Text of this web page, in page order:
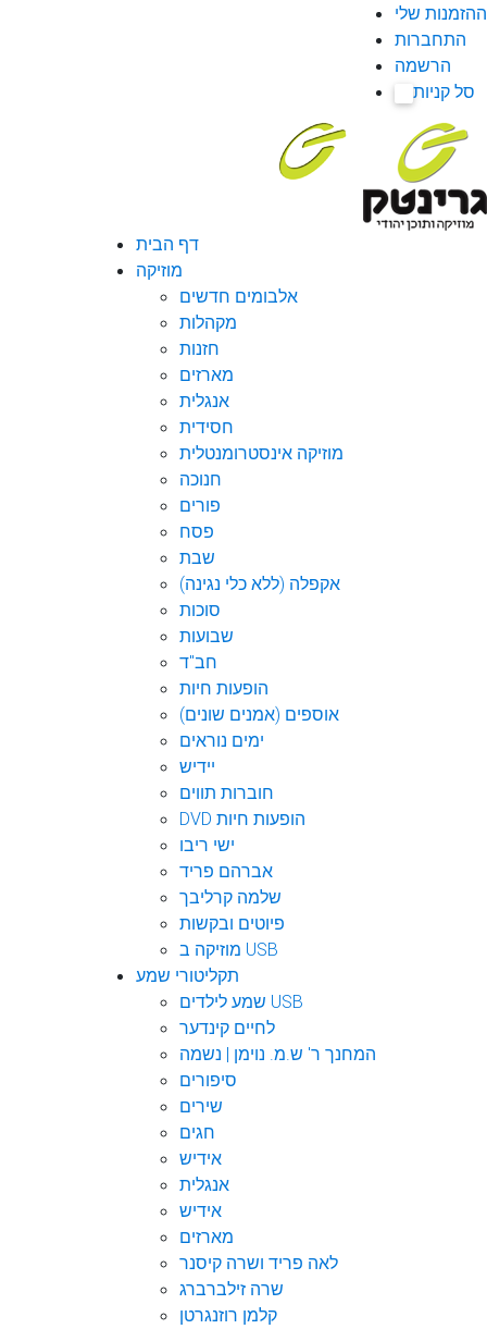
ההזמנות שלי
התחברות
הרשמה
סל קניות
דף הבית
מוזיקה
אלבומים חדשים
מקהלות
חזנות
מארזים
אנגלית
חסידית
מוזיקה אינסטרומנטלית
חנוכה
פורים
פסח
שבת
אקפלה (ללא כלי נגינה)
סוכות
שבועות
חב"ד
הופעות חיות
אוספים (אמנים שונים)
ימים נוראים
יידיש
חוברות תווים
DVD הופעות חיות
ישי ריבו
אברהם פריד
שלמה קרליבך
פיוטים ובקשות
מוזיקה ב USB
תקליטורי שמע
שמע לילדים USB
לחיים קינדער
המחנך ר' ש.מ. נוימן | נשמה
סיפורים
שירים
חגים
אידיש
אנגלית
אידיש
מארזים
לאה פריד ושרה קיסנר
שרה זילברברג
קלמן רוזנגרטן